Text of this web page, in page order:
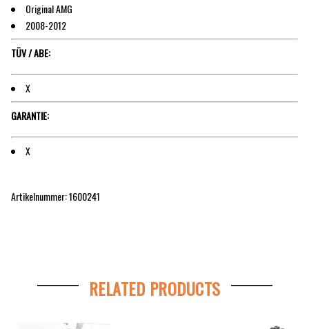
Original AMG
2008-2012
TÜV / ABE:
X
GARANTIE:
X
Artikelnummer: 1600241
RELATED PRODUCTS